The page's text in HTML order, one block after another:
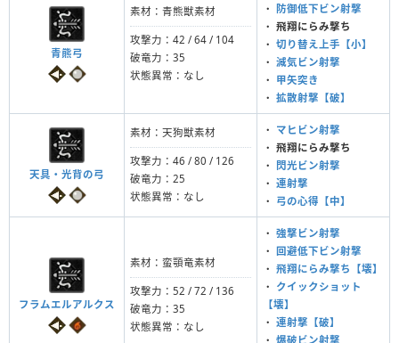
青熊弓
素材：青熊獣素材
攻撃力：42 / 64 / 104
破竜力：35
状態異常：なし
・
防御低下ビン射撃
・ 飛翔にらみ撃ち
・ 切り替え上手【小】
・ 減気ビン射撃
・ 甲矢突き
・ 拡散射撃【破】
天具・光背の弓
素材：天狗獣素材
攻撃力：46 / 80 / 126
破竜力：25
状態異常：なし
・ マヒビン射撃
・ 飛翔にらみ撃ち
・
閃光ビン射撃
・ 連射撃
・ 弓の心得【中】
フラムエルアルクス
素材：蛮顎竜素材
攻撃力：52 / 72 / 136
破竜力：35
状態異常：なし
・ 強撃ビン射撃
・ 回避低下ビン射撃
・ 飛翔にらみ撃ち【壊】
・ クイックショット
【壊】
・ 連射撃【破】
・ 爆破ビン射撃